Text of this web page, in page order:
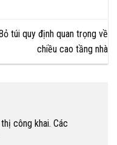
túi quy định quan trọng về
chiều cao tầng nhà
công khai. Các